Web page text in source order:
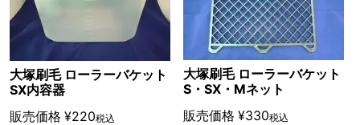
大塚刷毛 ローラーバケット
SX内容器
販売価格 ¥220税込
大塚刷毛 ローラーバケット
S・SX・Mネット
販売価格 ¥330税込